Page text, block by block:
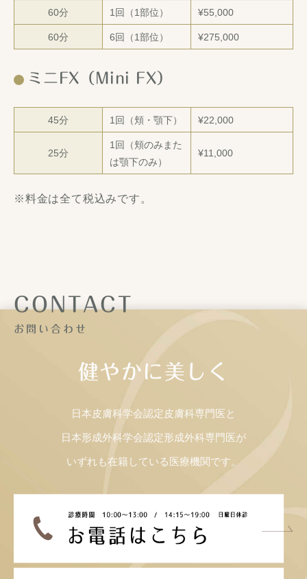
60分 1回（1部位） ¥55,000
60分 6回（1部位） ¥275,000
ミニFX（Mini FX）
45分 1回（頬・顎下） ¥22,000
25分
1回（頬のみまた
は顎下のみ）
¥11,000
※料金は全て税込みです。
CONTACT
お問い合わせ
健やかに美しく
日本皮膚科学会認定皮膚科専門医と
日本形成外科学会認定形成外科専門医が
いずれも在籍している医療機関です。